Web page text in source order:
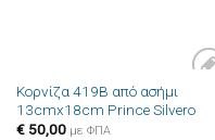
Πρόσθήκη
στην λίστα
Κορνίζα 419B από ασήμι
13cmx18cm Prince Silvero
€50,00 με ΦΠΑ